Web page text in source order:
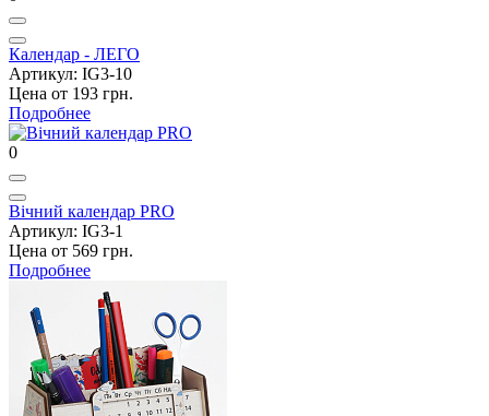
Календар - ЛЕГО
Артикул: IG3-10
Цена от 193 грн.
Подробнее
0
Вічний календар PRO
Артикул: IG3-1
Цена от 569 грн.
Подробнее